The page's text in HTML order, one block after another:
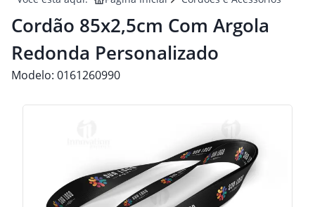
Cordão 85x2,5cm Com Argola
Redonda Personalizado
Modelo: 0161260990